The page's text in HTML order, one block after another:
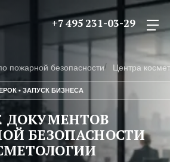
+7 495 231-03-29
пожарной безопасности Центра
• ЗАПУСК БИЗНЕСА
ДОКУМЕНТОВ
БЕЗОПАСНОСТИ